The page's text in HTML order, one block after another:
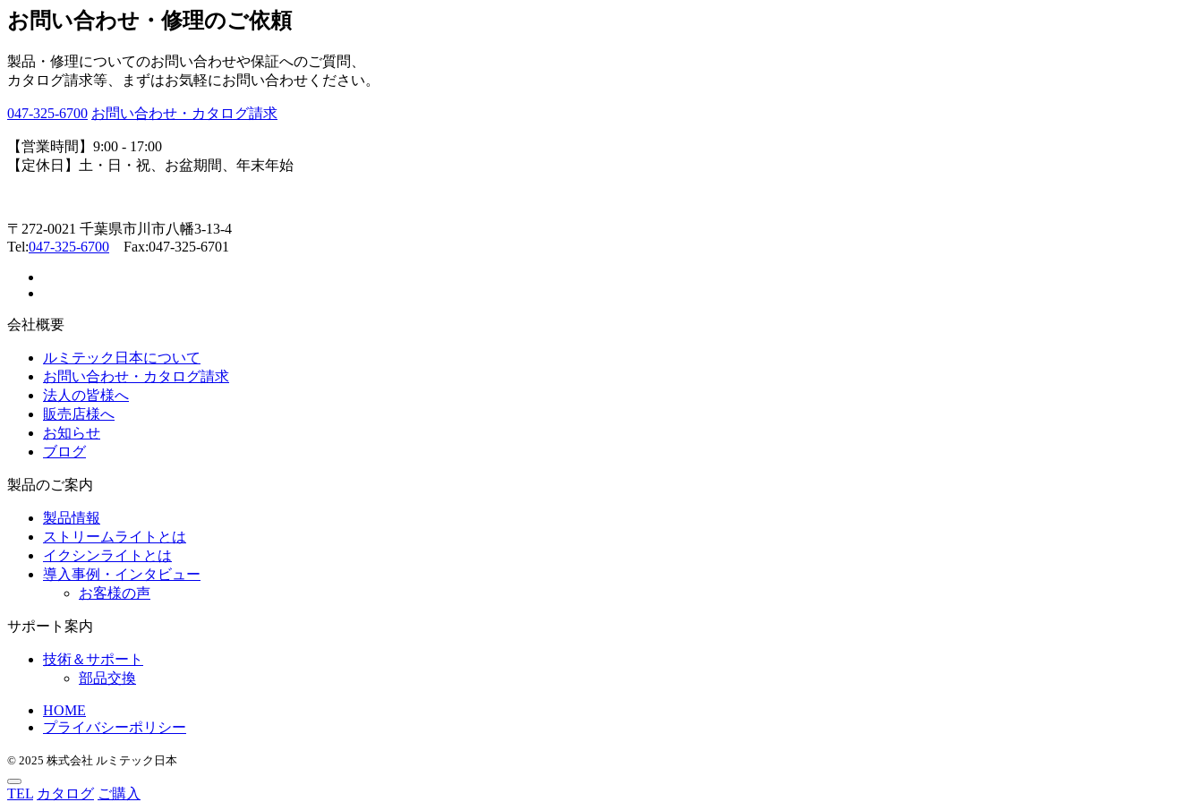
お問い合わせ・修理のご依頼
製品・修理についてのお問い合わせや保証へのご質問、
カタログ請求等、まずはお気軽にお問い合わせください。
047-325-6700 お問い合わせ・カタログ請求
【営業時間】9:00 - 17:00
【定休日】土・日・祝、お盆期間、年末年始
〒272-0021 千葉県市川市八幡3-13-4
Tel:047-325-6700 Fax:047-325-6701
会社概要
ルミテック日本について
お問い合わせ・カタログ請求
法人の皆様へ
販売店様へ
お知らせ
ブログ
製品のご案内
製品情報
ストリームライトとは
イクシンライトとは
導入事例・インタビュー
お客様の声
サポート案内
技術＆サポート
部品交換
HOME
プライバシーポリシー
© 2025 株式会社 ルミテック日本
TEL カタログ ご購入